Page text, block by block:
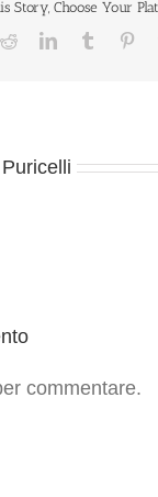
Story, Choose Your
RedditLinkedInTumblr
commentare.